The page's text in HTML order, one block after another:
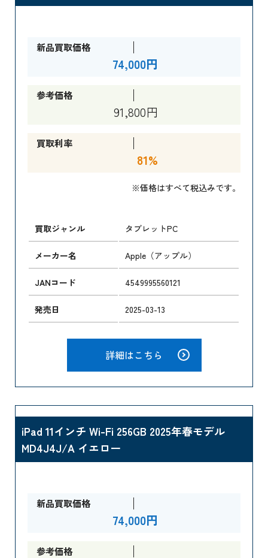
新品買取価格
74,000円
参考価格
91,800円
買取利率
81%
※価格はすべて税込みです。
買取ジャンル タブレットPC
メーカー名 Apple（アップル）
JANコード 4549995560121
発売日 2025-03-13
詳細はこちら
iPad 11インチ Wi-Fi 256GB 2025年春モデル
MD4J4J/A イエロー
新品買取価格
74,000円
参考価格